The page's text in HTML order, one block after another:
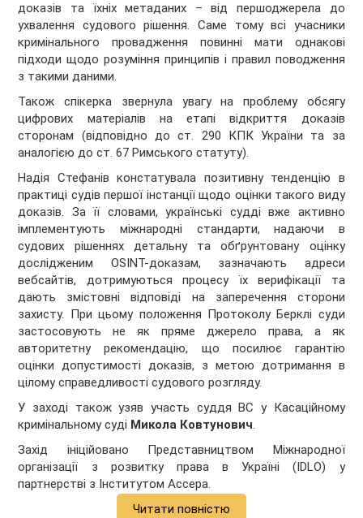
доказів та їхніх метаданих – від першоджерела до
ухвалення судового рішення. Саме тому всі учасники
кримінального провадження повинні мати однакові
підходи щодо розуміння принципів і правил поводження
з такими даними.
Також спікерка звернула увагу на проблему обсягу
цифрових матеріалів на етапі відкриття доказів
сторонам (відповідно до ст. 290 КПК України та за
аналогією до ст. 67 Римського статуту).
Надія Стефанів констатувала позитивну тенденцію в
практиці судів першої інстанції щодо оцінки такого виду
доказів. За її словами, українські судді вже активно
імплементують міжнародні стандарти, надаючи в
судових рішеннях детальну та обґрунтовану оцінку
дослідженим OSINT-доказам, зазначають адреси
вебсайтів, дотримуються процесу їх верифікації та
дають змістовні відповіді на заперечення сторони
захисту. При цьому положення Протоколу Берклі суди
застосовують не як пряме джерело права, а як
авторитетну рекомендацію, що посилює гарантію
оцінки допустимості доказів, з метою дотримання в
цілому справедливості судового розгляду.
У заході також узяв участь суддя ВС у Касаційному
кримінальному суді Микола Ковтунович.
Захід ініційовано Представництвом Міжнародної
організації з розвитку права в Україні (IDLO) у
партнерстві з Інститутом Ассера.
Читати повністю